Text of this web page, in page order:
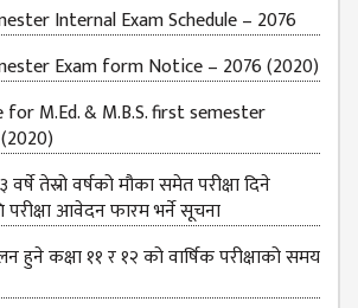
Internal Exam Schedule – 2076
Exam form Notice – 2076 (2020)
M.Ed. & M.B.S. first semester
तेस्रो वर्षको मौका समेत परीक्षा दिने
परीक्षा आवेदन फारम भर्ने सूचना
हुने कक्षा ११ र १२ को वार्षिक परीक्षाको समय